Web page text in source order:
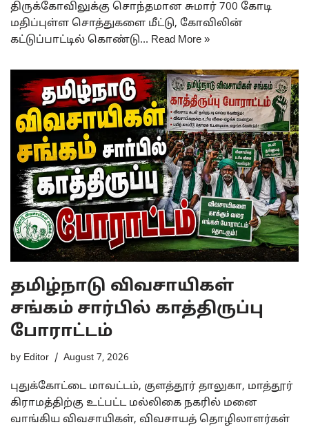
திருக்கோவிலுக்கு சொந்தமான சுமார் 700 கோடி
மதிப்புள்ள சொத்துகளை மீட்டு, கோவிலின்
கட்டுப்பாட்டில் கொண்டு… Read More »
தமிழ்நாடு விவசாயிகள்
சங்கம் சார்பில் காத்திருப்பு
போராட்டம்
by Editor August 7, 2026
​புதுக்கோட்டை மாவட்டம், குளத்தூர் தாலுகா, மாத்தூர்
கிராமத்திற்கு உட்பட்ட மல்லிகை நகரில் மனை
வாங்கிய விவசாயிகள், விவசாயத் தொழிலாளர்கள்